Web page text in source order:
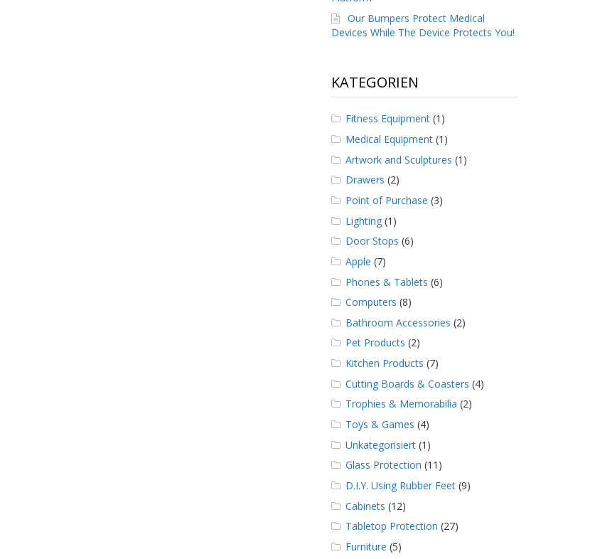
Our Bumpers Protect Medical
Devices While The Device Protects You!
KATEGORIEN
Fitness Equipment(1)
Medical Equipment(1)
Artwork and Sculptures (1)
Drawers (2)
Point of Purchase (3)
Lighting(1)
Door Stops (6)
Apple (7)
Phones & Tablets (6)
Computers (8)
Bathroom Accessories (2)
Pet Products (2)
Kitchen Products (7)
Cutting Boards & Coasters (4)
Trophies & Memorabilia (2)
Toys & Games (4)
Unkategorisiert(1)
Glass Protection (11)
D.I.Y. Using Rubber Feet(9)
Cabinets (12)
Tabletop Protection (27)
Furniture (5)